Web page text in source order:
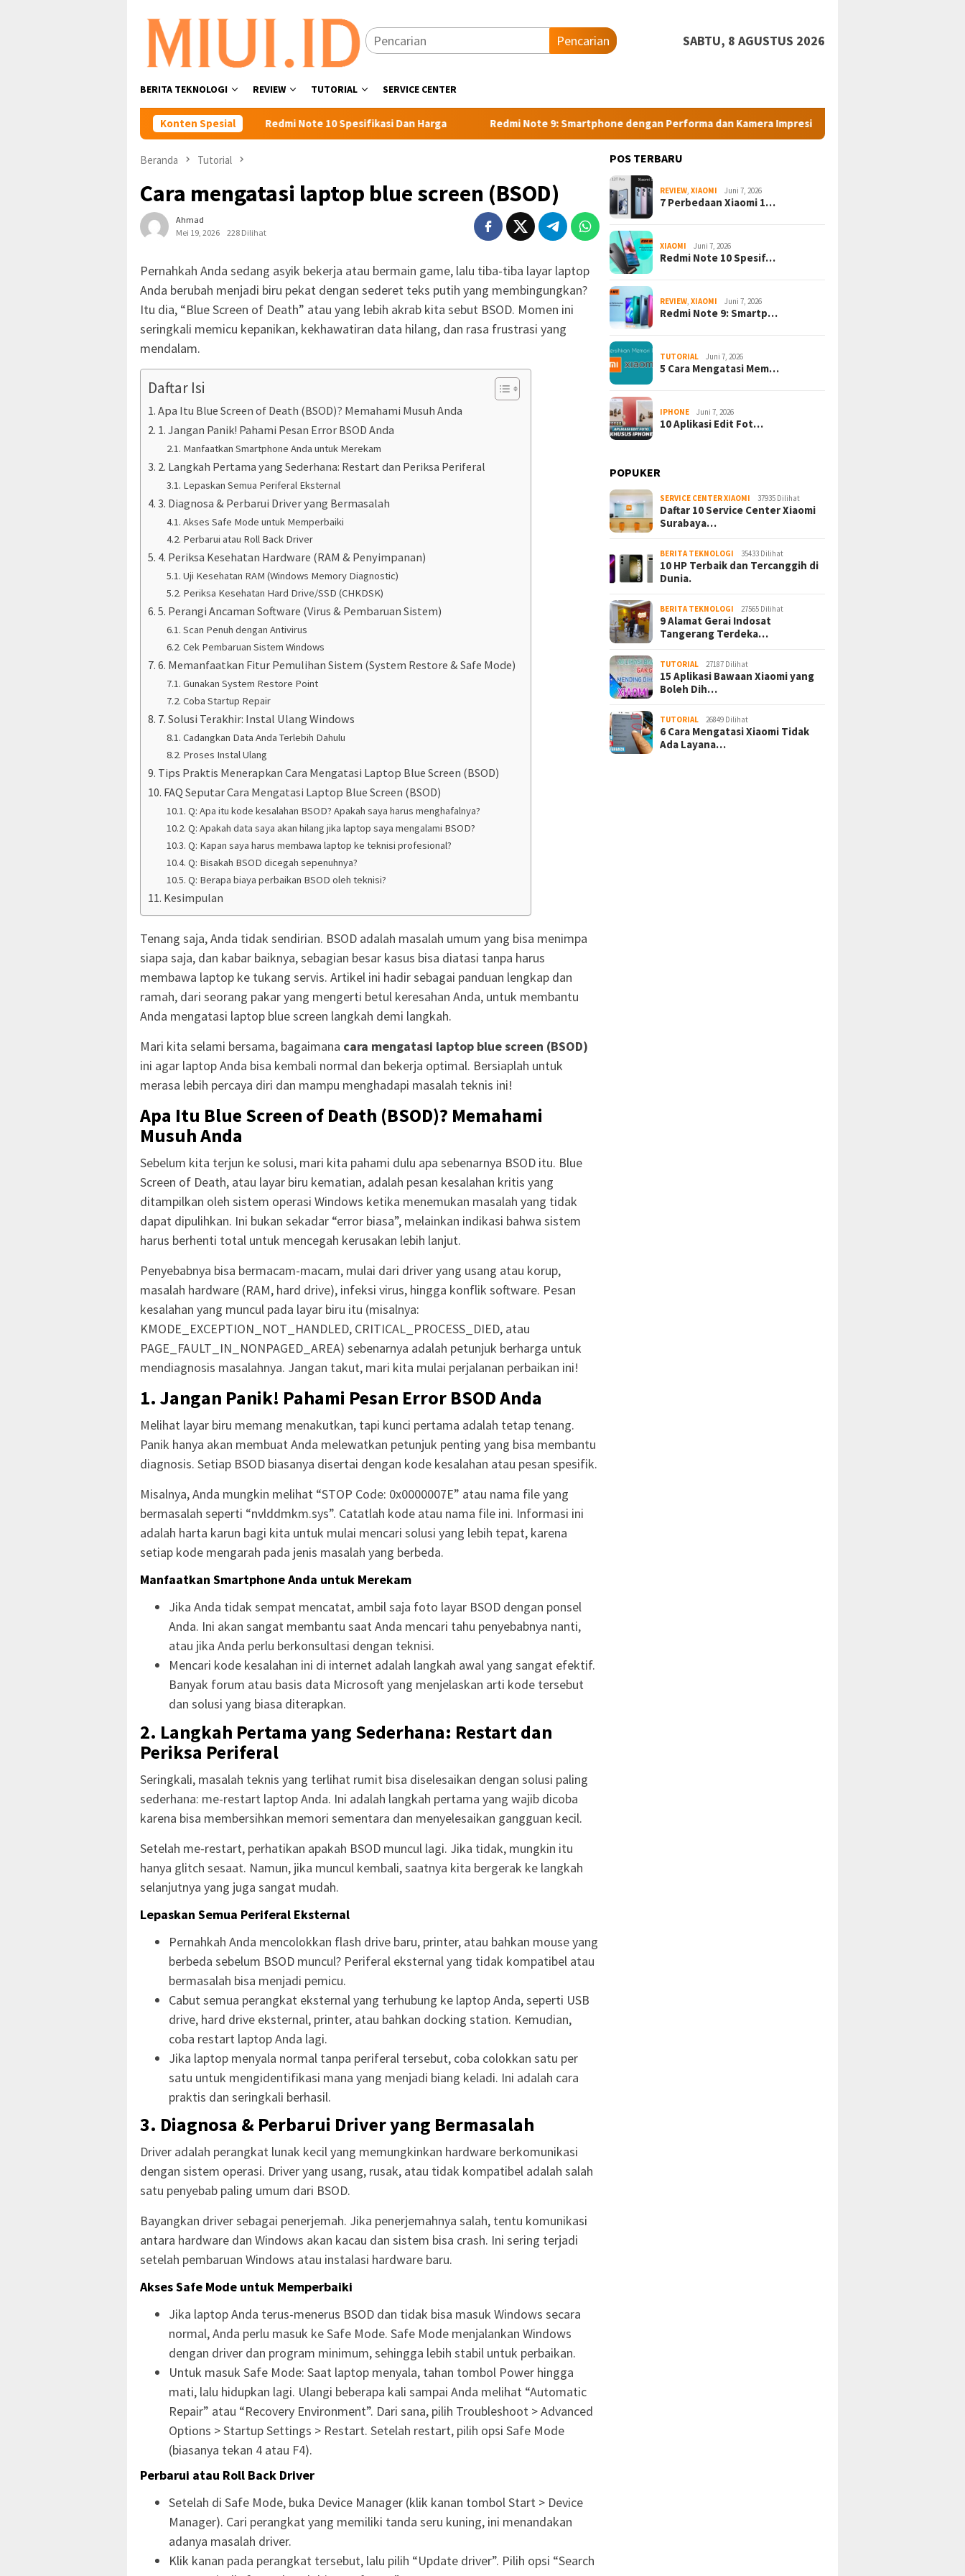
konten
Pencarian SABTU, 8 AGUSTUS 2026
BERITA TEKNOLOGI REVIEW TUTORIAL SERVICE CENTER
Konten Spesial
12 Pro dan Xiaomi 12T Pro Redmi Note 10 Spesifikasi Dan Harga Redmi Note 9: Smartphone dengan Performa dan Kamera Impresif di Kelasnya
Beranda Tutorial
Cara mengatasi laptop blue screen (BSOD)
Ahmad
Mei 19, 2026
228 Dilihat
Pernahkah Anda sedang asyik bekerja atau bermain game, lalu tiba-tiba layar laptop
Anda berubah menjadi biru pekat dengan sederet teks putih yang membingungkan?
Itu dia, “Blue Screen of Death” atau yang lebih akrab kita sebut BSOD. Momen ini
seringkali memicu kepanikan, kekhawatiran data hilang, dan rasa frustrasi yang
mendalam.
Daftar Isi
Apa Itu Blue Screen of Death (BSOD)? Memahami Musuh Anda
1. Jangan Panik! Pahami Pesan Error BSOD Anda
Manfaatkan Smartphone Anda untuk Merekam
2. Langkah Pertama yang Sederhana: Restart dan Periksa Periferal
Lepaskan Semua Periferal Eksternal
3. Diagnosa & Perbarui Driver yang Bermasalah
Akses Safe Mode untuk Memperbaiki
Perbarui atau Roll Back Driver
4. Periksa Kesehatan Hardware (RAM & Penyimpanan)
Uji Kesehatan RAM (Windows Memory Diagnostic)
Periksa Kesehatan Hard Drive/SSD (CHKDSK)
5. Perangi Ancaman Software (Virus & Pembaruan Sistem)
Scan Penuh dengan Antivirus
Cek Pembaruan Sistem Windows
6. Memanfaatkan Fitur Pemulihan Sistem (System Restore & Safe Mode)
Gunakan System Restore Point
Coba Startup Repair
7. Solusi Terakhir: Instal Ulang Windows
Cadangkan Data Anda Terlebih Dahulu
Proses Instal Ulang
Tips Praktis Menerapkan Cara Mengatasi Laptop Blue Screen (BSOD)
FAQ Seputar Cara Mengatasi Laptop Blue Screen (BSOD)
Q: Apa itu kode kesalahan BSOD? Apakah saya harus menghafalnya?
Q: Apakah data saya akan hilang jika laptop saya mengalami BSOD?
Q: Kapan saya harus membawa laptop ke teknisi profesional?
Q: Bisakah BSOD dicegah sepenuhnya?
Q: Berapa biaya perbaikan BSOD oleh teknisi?
Kesimpulan
Tenang saja, Anda tidak sendirian. BSOD adalah masalah umum yang bisa menimpa
siapa saja, dan kabar baiknya, sebagian besar kasus bisa diatasi tanpa harus
membawa laptop ke tukang servis. Artikel ini hadir sebagai panduan lengkap dan
ramah, dari seorang pakar yang mengerti betul keresahan Anda, untuk membantu
Anda mengatasi laptop blue screen langkah demi langkah.
Mari kita selami bersama, bagaimana cara mengatasi laptop blue screen (BSOD)
ini agar laptop Anda bisa kembali normal dan bekerja optimal. Bersiaplah untuk
merasa lebih percaya diri dan mampu menghadapi masalah teknis ini!
Apa Itu Blue Screen of Death (BSOD)? Memahami
Musuh Anda
Sebelum kita terjun ke solusi, mari kita pahami dulu apa sebenarnya BSOD itu. Blue
Screen of Death, atau layar biru kematian, adalah pesan kesalahan kritis yang
ditampilkan oleh sistem operasi Windows ketika menemukan masalah yang tidak
dapat dipulihkan. Ini bukan sekadar “error biasa”, melainkan indikasi bahwa sistem
harus berhenti total untuk mencegah kerusakan lebih lanjut.
Penyebabnya bisa bermacam-macam, mulai dari driver yang usang atau korup,
masalah hardware (RAM, hard drive), infeksi virus, hingga konflik software. Pesan
kesalahan yang muncul pada layar biru itu (misalnya:
KMODE_EXCEPTION_NOT_HANDLED, CRITICAL_PROCESS_DIED, atau
PAGE_FAULT_IN_NONPAGED_AREA) sebenarnya adalah petunjuk berharga untuk
mendiagnosis masalahnya. Jangan takut, mari kita mulai perjalanan perbaikan ini!
1. Jangan Panik! Pahami Pesan Error BSOD Anda
Melihat layar biru memang menakutkan, tapi kunci pertama adalah tetap tenang.
Panik hanya akan membuat Anda melewatkan petunjuk penting yang bisa membantu
diagnosis. Setiap BSOD biasanya disertai dengan kode kesalahan atau pesan spesifik.
Misalnya, Anda mungkin melihat “STOP Code: 0x0000007E” atau nama file yang
bermasalah seperti “nvlddmkm.sys”. Catatlah kode atau nama file ini. Informasi ini
adalah harta karun bagi kita untuk mulai mencari solusi yang lebih tepat, karena
setiap kode mengarah pada jenis masalah yang berbeda.
Manfaatkan Smartphone Anda untuk Merekam
Jika Anda tidak sempat mencatat, ambil saja foto layar BSOD dengan ponsel
Anda. Ini akan sangat membantu saat Anda mencari tahu penyebabnya nanti,
atau jika Anda perlu berkonsultasi dengan teknisi.
Mencari kode kesalahan ini di internet adalah langkah awal yang sangat efektif.
Banyak forum atau basis data Microsoft yang menjelaskan arti kode tersebut
dan solusi yang biasa diterapkan.
2. Langkah Pertama yang Sederhana: Restart dan
Periksa Periferal
Seringkali, masalah teknis yang terlihat rumit bisa diselesaikan dengan solusi paling
sederhana: me-restart laptop Anda. Ini adalah langkah pertama yang wajib dicoba
karena bisa membersihkan memori sementara dan menyelesaikan gangguan kecil.
Setelah me-restart, perhatikan apakah BSOD muncul lagi. Jika tidak, mungkin itu
hanya glitch sesaat. Namun, jika muncul kembali, saatnya kita bergerak ke langkah
selanjutnya yang juga sangat mudah.
Lepaskan Semua Periferal Eksternal
Pernahkah Anda mencolokkan flash drive baru, printer, atau bahkan mouse yang
berbeda sebelum BSOD muncul? Periferal eksternal yang tidak kompatibel atau
bermasalah bisa menjadi pemicu.
Cabut semua perangkat eksternal yang terhubung ke laptop Anda, seperti USB
drive, hard drive eksternal, printer, atau bahkan docking station. Kemudian,
coba restart laptop Anda lagi.
Jika laptop menyala normal tanpa periferal tersebut, coba colokkan satu per
satu untuk mengidentifikasi mana yang menjadi biang keladi. Ini adalah cara
praktis dan seringkali berhasil.
3. Diagnosa & Perbarui Driver yang Bermasalah
Driver adalah perangkat lunak kecil yang memungkinkan hardware berkomunikasi
dengan sistem operasi. Driver yang usang, rusak, atau tidak kompatibel adalah salah
satu penyebab paling umum dari BSOD.
Bayangkan driver sebagai penerjemah. Jika penerjemahnya salah, tentu komunikasi
antara hardware dan Windows akan kacau dan sistem bisa crash. Ini sering terjadi
setelah pembaruan Windows atau instalasi hardware baru.
Akses Safe Mode untuk Memperbaiki
Jika laptop Anda terus-menerus BSOD dan tidak bisa masuk Windows secara
normal, Anda perlu masuk ke Safe Mode. Safe Mode menjalankan Windows
dengan driver dan program minimum, sehingga lebih stabil untuk perbaikan.
Untuk masuk Safe Mode: Saat laptop menyala, tahan tombol Power hingga
mati, lalu hidupkan lagi. Ulangi beberapa kali sampai Anda melihat “Automatic
Repair” atau “Recovery Environment”. Dari sana, pilih Troubleshoot > Advanced
Options > Startup Settings > Restart. Setelah restart, pilih opsi Safe Mode
(biasanya tekan 4 atau F4).
Perbarui atau Roll Back Driver
Setelah di Safe Mode, buka Device Manager (klik kanan tombol Start > Device
Manager). Cari perangkat yang memiliki tanda seru kuning, ini menandakan
adanya masalah driver.
Klik kanan pada perangkat tersebut, lalu pilih “Update driver”. Pilih opsi “Search
POS TERBARU
REVIEW,XIAOMI Juni 7, 2026
7 Perbedaan Xiaomi 1…
XIAOMI Juni 7, 2026
Redmi Note 10 Spesif…
REVIEW,XIAOMI Juni 7, 2026
Redmi Note 9: Smartp…
TUTORIAL Juni 7, 2026
5 Cara Mengatasi Mem…
IPHONE Juni 7, 2026
10 Aplikasi Edit Fot…
POPUKER
SERVICE CENTER XIAOMI 37935 Dilihat
Daftar 10 Service Center Xiaomi
Surabaya…
BERITA TEKNOLOGI 35433 Dilihat
10 HP Terbaik dan Tercanggih di
Dunia.
BERITA TEKNOLOGI 27565 Dilihat
9 Alamat Gerai Indosat
Tangerang Terdeka…
TUTORIAL 27187 Dilihat
15 Aplikasi Bawaan Xiaomi yang
Boleh Dih…
TUTORIAL 26849 Dilihat
6 Cara Mengatasi Xiaomi Tidak
Ada Layana…